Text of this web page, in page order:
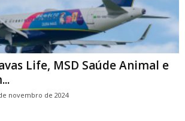
Life, MSD Saúde Animal e
novembro de 2024